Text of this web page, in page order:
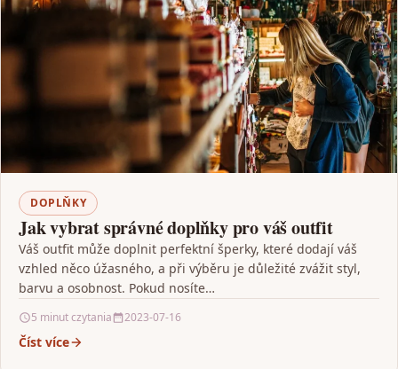
DOPLŇKY
Jak vybrat správné doplňky pro váš outfit
Váš outfit může doplnit perfektní šperky, které dodají váš
vzhled něco úžasného, a při výběru je důležité zvážit styl,
barvu a osobnost. Pokud nosíte…
5 minut czytania 2023-07-16
Číst více